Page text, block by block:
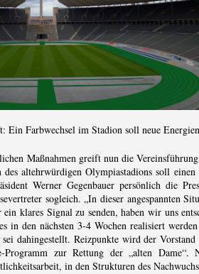
Ein Farbwechsel im Stadion soll neue
Maßnahmen greift nun die
altehrwürdigen Olympiastadions soll
Werner Gegenbauer persönlich die
sogleich. „In dieser angespannten
ein klares Signal zu senden, haben wir uns
in den nächsten 3-4 Wochen realisiert
dahingestellt. Reizpunkte wird der
Programm zur Rettung der „alten Dame“.
in den Strukturen des